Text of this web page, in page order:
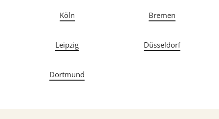
Köln Bremen
Leipzig Düsseldorf
Dortmund